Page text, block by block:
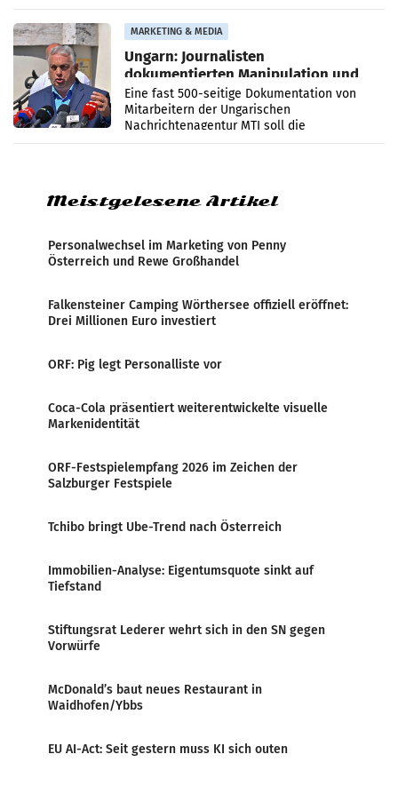
PR-Agentur an der Seite von Josef Kalina und
Anna Kalina-Mahr.
MARKETING & MEDIA
Ungarn: Journalisten
dokumentierten Manipulation und
Zensur
Eine fast 500-seitige Dokumentation von
Mitarbeitern der Ungarischen
Nachrichtenagentur MTI soll die
systematische Nachrichten-Manipulation und
Meistgelesene Artikel
Personalwechsel im Marketing von Penny
Österreich und Rewe Großhandel
Falkensteiner Camping Wörthersee offiziell eröffnet:
Drei Millionen Euro investiert
ORF: Pig legt Personalliste vor
Coca-Cola präsentiert weiterentwickelte visuelle
Markenidentität
ORF-Festspielempfang 2026 im Zeichen der
Salzburger Festspiele
Tchibo bringt Ube-Trend nach Österreich
Immobilien-Analyse: Eigentumsquote sinkt auf
Tiefstand
Stiftungsrat Lederer wehrt sich in den SN gegen
Vorwürfe
McDonald’s baut neues Restaurant in
Waidhofen/Ybbs
EU AI-Act: Seit gestern muss KI sich outen